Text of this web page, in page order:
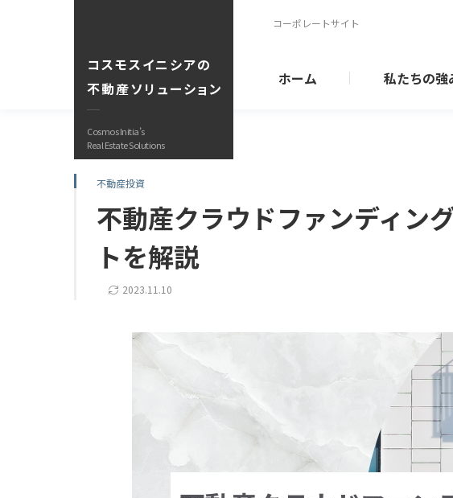
コスモスイニシアの
不動産ソリューション
Cosmos Initia’s
Real Estate Solutions
コーポレートサイト
ホーム 私たちの強
仲介事業・CRE戦略サポート
不動産小口化商品「セレサー
収益改善・有効活用サポート
土地活用
不動産投資
不動産クラウドファンディン
トを解説
2023.11.10